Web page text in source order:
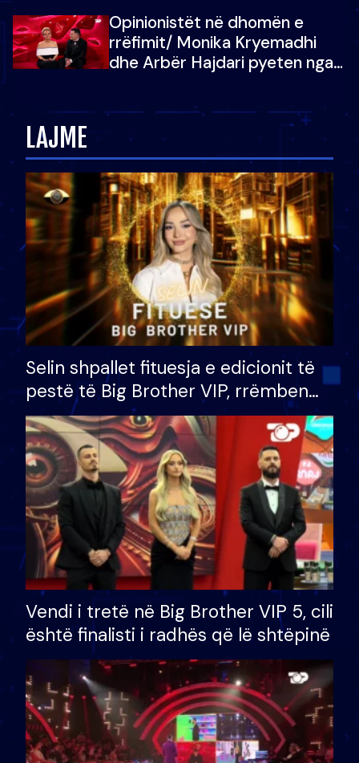
vajzën e tij
Opinionistët në dhomën e
rrëfimit/ Monika Kryemadhi
dhe Arbër Hajdari pyeten nga
zëvendësonit njëri-tjetrin?
LAJME
Selin shpallet fituesja e edicionit të
pestë të Big Brother VIP, rrëmben
çmimin e madh prej 100 mijë eurosh
Vendi i tretë në Big Brother VIP 5, cili
është finalisti i radhës që lë shtëpinë